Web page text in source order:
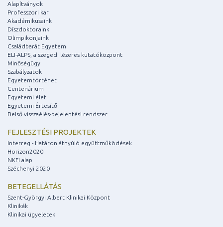
Alapítványok
Professzori kar
Akadémikusaink
Díszdoktoraink
Olimpikonjaink
Családbarát Egyetem
ELI-ALPS, a szegedi lézeres kutatóközpont
Minőségügy
Szabályzatok
Egyetemtörténet
Centenárium
Egyetemi élet
Egyetemi Értesítő
Belső visszaélés-bejelentési rendszer
FEJLESZTÉSI PROJEKTEK
Interreg - Határon átnyúló együttműködések
Horizon2020
NKFI alap
Széchenyi 2020
BETEGELLÁTÁS
Szent-Györgyi Albert Klinikai Központ
Klinikák
Klinikai ügyeletek